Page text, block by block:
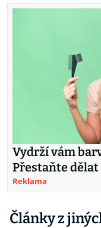
Vydrží vám
Přestaňte
Reklama
Články z